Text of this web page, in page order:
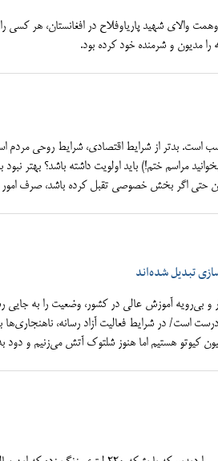
والای شهید پاریاوفلاح در افغانستان، هر
مدیون و شرمنده خود کرده بود.
است. بدتر از شرایط اقتصادی، شرایط روحی مردم
مراسم ختم!) باید اولویت داشته باشد؟ بهتر
آن حتی اگر بخش خصوصی تقبل کرده باشد، صرف
تبدیل شده‌اند
و بی‌رویه آموزش عالی در کشور، وضعیت را به جایی
است/ در شرایط فعالیت آزاد رسانه،
کیوتو هستیم اما هنوز شلتوک آتش می‌زنیم و دود